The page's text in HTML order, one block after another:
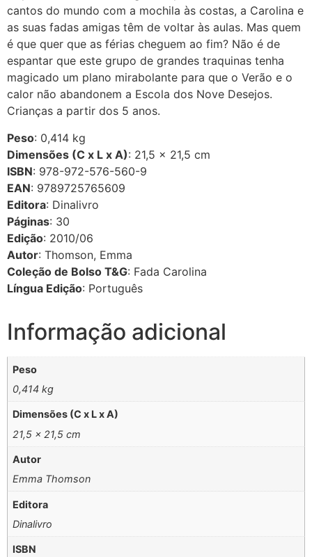
cantos do mundo com a mochila às costas, a Carolina e
as suas fadas amigas têm de voltar às aulas. Mas quem
é que quer que as férias cheguem ao fim? Não é de
espantar que este grupo de grandes traquinas tenha
magicado um plano mirabolante para que o Verão e o
calor não abandonem a Escola dos Nove Desejos.
Crianças a partir dos 5 anos.
Peso: 0,414 kg
Dimensões (C x L x A): 21,5 × 21,5 cm
ISBN: 978-972-576-560-9
EAN: 9789725765609
Editora: Dinalivro
Páginas: 30
Edição: 2010/06
Autor: Thomson, Emma
Coleção de Bolso T&G: Fada Carolina
Língua Edição: Português
Informação adicional
Peso
0,414 kg
Dimensões (C x L x A)
21,5 × 21,5 cm
Autor
Emma Thomson
Editora
Dinalivro
ISBN